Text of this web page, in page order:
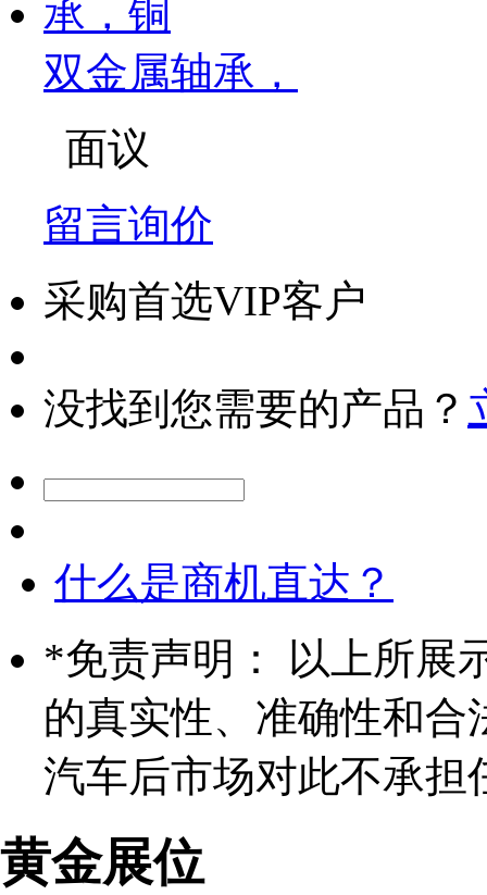
双金属轴承，
面议
留言询价
采购首选VIP客户
没找到您需要的产品？
什么是商机直达？
*免责声明： 以上所展
的真实性、准确性和合
汽车后市场对此不承担
黄金展位